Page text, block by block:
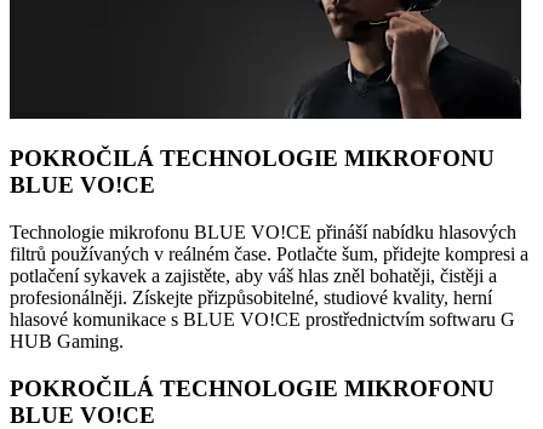
POKROČILÁ TECHNOLOGIE MIKROFONU
BLUE VO!CE
Technologie mikrofonu BLUE VO!CE přináší nabídku hlasových
filtrů používaných v reálném čase. Potlačte šum, přidejte kompresi a
potlačení sykavek a zajistěte, aby váš hlas zněl bohatěji, čistěji a
profesionálněji. Získejte přizpůsobitelné, studiové kvality, herní
hlasové komunikace s BLUE VO!CE prostřednictvím softwaru G
HUB Gaming.
POKROČILÁ TECHNOLOGIE MIKROFONU
BLUE VO!CE